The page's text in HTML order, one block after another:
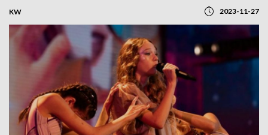
KW 2023-11-27